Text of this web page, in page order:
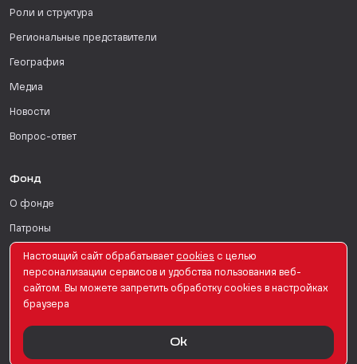
Роли и структура
Региональные представители
География
Медиа
Новости
Вопрос-ответ
Фонд
О фонде
Патроны
Поддержать
Для СМИ
© PRO Женщин. Все права защищены. 2026
Настоящий сайт обрабатывает сookies с целью
персонализации сервисов и удобства пользования веб-
сайтом. Вы можете запретить обработку сookies в настройках
браузера
Ok